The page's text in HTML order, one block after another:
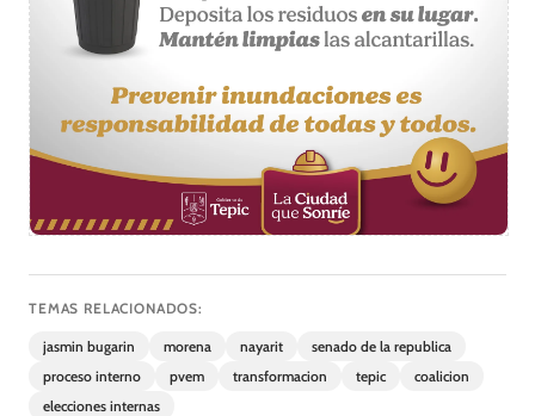
TEMAS RELACIONADOS:
jasmin bugarin morena nayarit
senado de la republica
proceso interno
pvem transformacion tepic
coalicion
elecciones internas